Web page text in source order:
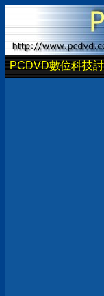
PCDVD數位科技